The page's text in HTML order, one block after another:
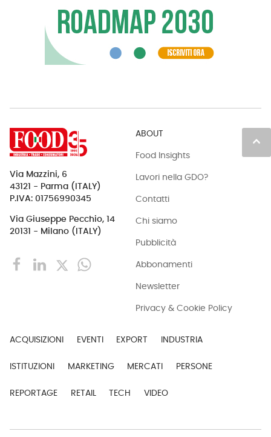
keyboard_arrow_up
Via Mazzini, 6
43121 - Parma (ITALY)
P.IVA: 01756990345
Via Giuseppe Pecchio, 14
20131 - Milano (ITALY)
ABOUT
Food Insights
Lavori nella GDO?
Contatti
Chi siamo
Pubblicità
Abbonamenti
Newsletter
Privacy & Cookie Policy
ACQUISIZIONI EVENTI EXPORT INDUSTRIA
ISTITUZIONI MARKETING MERCATI PERSONE
REPORTAGE RETAIL TECH VIDEO